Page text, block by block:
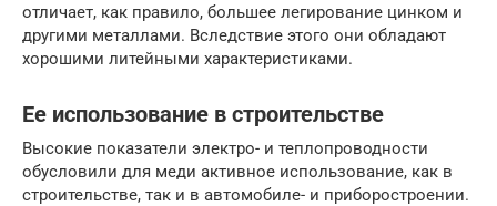
отличает, как правило, большее легирование цинком и
другими металлами. Вследствие этого они обладают
хорошими литейными характеристиками.
Ее использование в строительстве
Высокие показатели электро- и теплопроводности
обусловили для меди активное использование, как в
строительстве, так и в автомобиле- и приборостроении.